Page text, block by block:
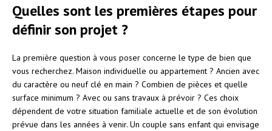
Quelles sont les premières étapes pour
définir son projet ?
La première question à vous poser concerne le type de bien que
vous recherchez. Maison individuelle ou appartement ? Ancien avec
du caractère ou neuf clé en main ? Combien de pièces et quelle
surface minimum ? Avec ou sans travaux à prévoir ? Ces choix
dépendent de votre situation familiale actuelle et de son évolution
prévue dans les années à venir. Un couple sans enfant qui envisage